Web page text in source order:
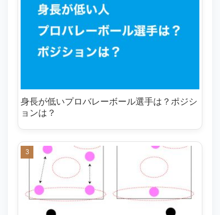
身長が低いプロバレーボール選手は？ポジシ
ョンは？